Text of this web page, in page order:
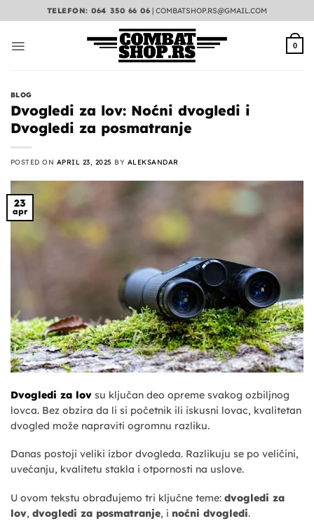
na
TELEFON: 064 350 66 06 |COMBATSHOP.RS@GMAIL.COM
0
BLOG
Dvogledi za lov: Noćni dvogledi i
Dvogledi za posmatranje
POSTED ON APRIL 23, 2025 BY ALEKSANDAR
23
apr
Dvogledi za lov su ključan deo opreme svakog ozbiljnog
lovca. Bez obzira da li si početnik ili iskusni lovac, kvalitetan
dvogled može napraviti ogromnu razliku.
Danas postoji veliki izbor dvogleda. Razlikuju se po veličini,
uvećanju, kvalitetu stakla i otpornosti na uslove.
U ovom tekstu obrađujemo tri ključne teme: dvogledi za
lov, dvogledi za posmatranje, i noćni dvogledi.